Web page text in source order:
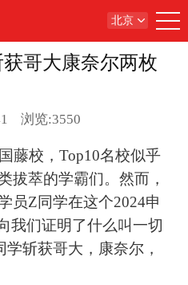
北京
哥大康奈尔两枚
浏览:3550
藤校，Top10名校似乎
拔萃的学霸们。然而，
员Z同学在这个2024申
我们证明了什么叫一切
斩获哥大，康奈尔，